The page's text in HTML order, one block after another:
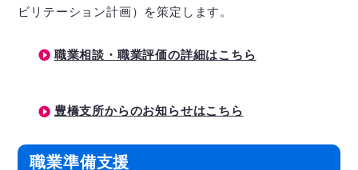
ビリテーション計画）を策定します。
職業相談・職業評価の詳細はこちら
豊橋支所からのお知らせはこちら
職業準備支援